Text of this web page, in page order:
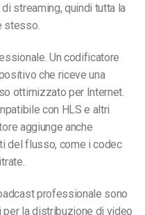
streaming, quindi tutta la
stesso.
Un codificatore
che riceve una
ottimizzato per Internet.
con HLS e altri
aggiunge anche
del flusso, come i codec
professionale sono
la distribuzione di video